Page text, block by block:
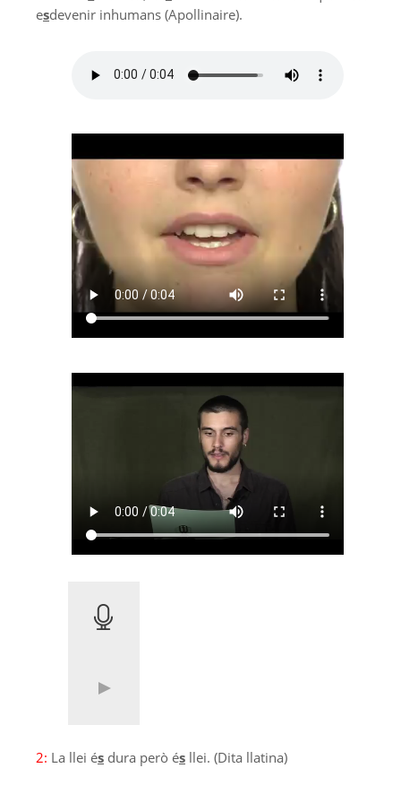
esdevenir inhumans (Apollinaire).
2: La llei és dura però és llei. (Dita llatina)